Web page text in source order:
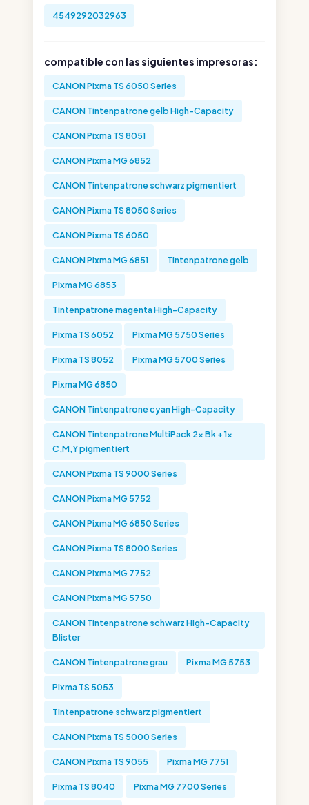
4549292032963
compatible con las siguientes impresoras:
CANON Pixma TS 6050 Series
CANON Tintenpatrone gelb High-Capacity
CANON Pixma TS 8051
CANON Pixma MG 6852
CANON Tintenpatrone schwarz pigmentiert
CANON Pixma TS 8050 Series
CANON Pixma TS 6050
CANON Pixma MG 6851 Tintenpatrone gelb
Pixma MG 6853
Tintenpatrone magenta High-Capacity
Pixma TS 6052 Pixma MG 5750 Series
Pixma TS 8052 Pixma MG 5700 Series
Pixma MG 6850
CANON Tintenpatrone cyan High-Capacity
CANON Tintenpatrone MultiPack 2x Bk + 1x
C,M,Y pigmentiert
CANON Pixma TS 9000 Series
CANON Pixma MG 5752
CANON Pixma MG 6850 Series
CANON Pixma TS 8000 Series
CANON Pixma MG 7752
CANON Pixma MG 5750
CANON Tintenpatrone schwarz High-Capacity
Blister
CANON Tintenpatrone grau Pixma MG 5753
Pixma TS 5053
Tintenpatrone schwarz pigmentiert
CANON Pixma TS 5000 Series
CANON Pixma TS 9055 Pixma MG 7751
Pixma TS 8040 Pixma MG 7700 Series